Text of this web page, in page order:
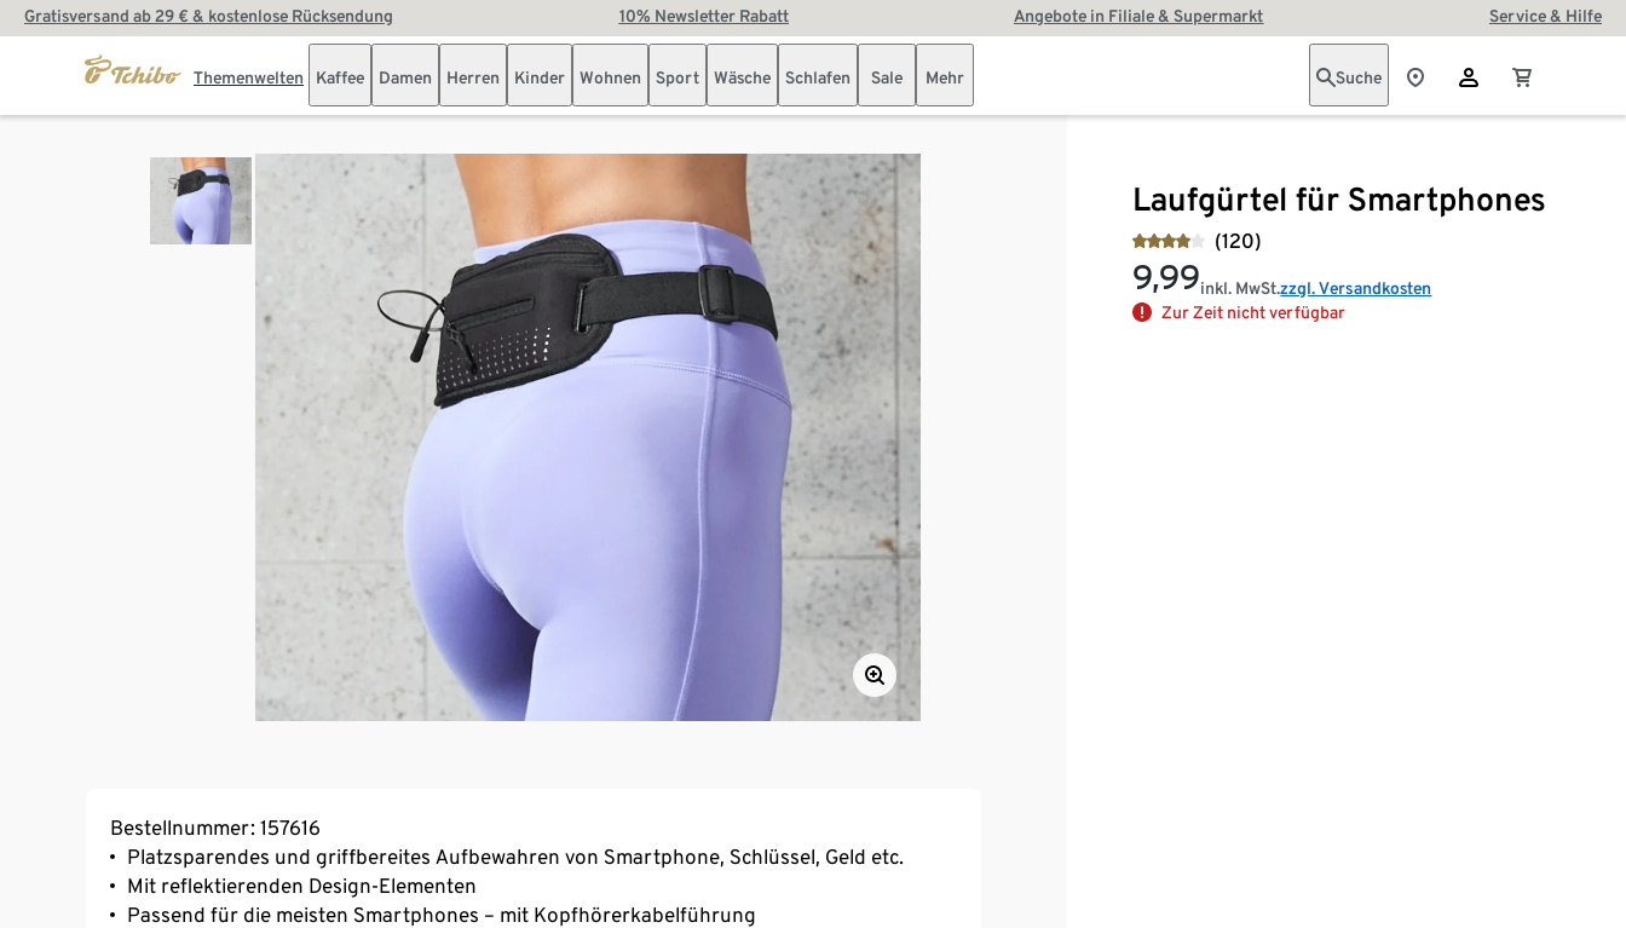
Gratisversand ab 29 € & kostenlose Rücksendung 10% Newsletter Rabatt Angebote in Filiale & Supermarkt Service & Hilfe
Themenwelten Kaffee Damen Herren Kinder Wohnen Sport Wäsche Schlafen Sale Mehr Suche
Laufgürtel für Smartphones
(120)
9,99inkl. MwSt.zzgl. Versandkosten
Zur Zeit nicht verfügbar
Bestellnummer: 157616
Platzsparendes und griffbereites Aufbewahren von Smartphone, Schlüssel, Geld etc.
Mit reflektierenden Design-Elementen
Passend für die meisten Smartphones – mit Kopfhörerkabelführung